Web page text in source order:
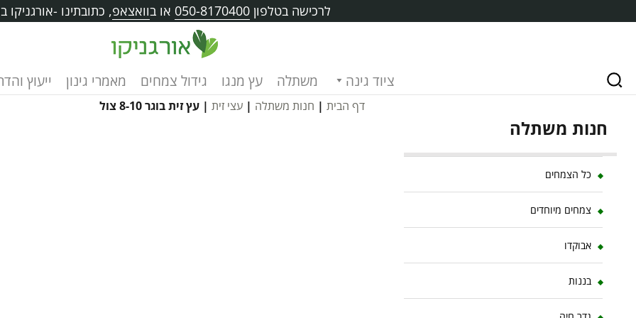
לרכישה בטלפון 050-8170400 או בוואצאפ, כתובתינו -אורגניקו
ציוד גינה משתלה עץ מנגו גידול צמחים מאמרי גינון ייעוץ
דף הבית| חנות משתלה | עצי זית| עץ זית בוגר 8-10 צול
חנות משתלה
כל הצמחים
צמחים מיוחדים
אבוקדו
בננות